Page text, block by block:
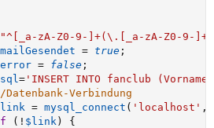
"^[_a-zA-Z0-9-]+(\.[_a-zA-Z0-9-
= true ;
= false ;
= 'INSERT INTO fanclub
Verbindung
= mysql_connect ( 'localhost' ,
( ! $link )
{